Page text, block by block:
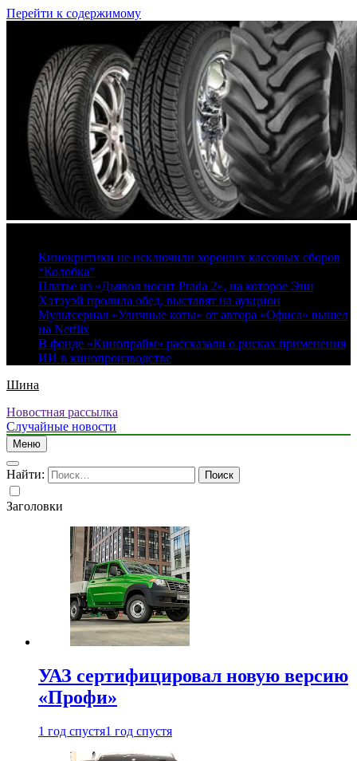
Перейти к содержимому
Кинокритики не исключили хороших кассовых сборов
“Колобка”
Платье из «Дьявол носит Prada 2», на которое Энн
Хэтэуэй пролила обед, выставят на аукцион
Мультсериал «Уличные коты» от автора «Офиса» вышел
на Netflix
В фонде «Кинопрайм» рассказали о рисках применения
ИИ в кинопроизводстве
Шина
Новостная рассылка
Случайные новости
Меню
Найти:
Заголовки
УАЗ сертифицировал новую версию
«Профи»
1 год спустя1 год спустя